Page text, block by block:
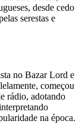
desde cedo
serestas e
no Bazar Lord e
começou
rádio, adotando
na época.